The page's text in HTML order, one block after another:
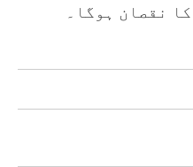
نقصان ہوگا۔